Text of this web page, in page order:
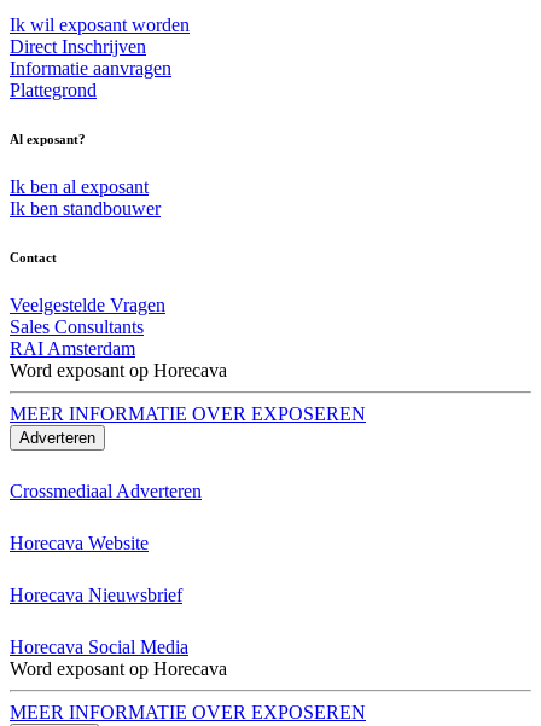
Ik wil exposant worden
Direct Inschrijven
Informatie aanvragen
Plattegrond
Al exposant?
Ik ben al exposant
Ik ben standbouwer
Contact
Veelgestelde Vragen
Sales Consultants
RAI Amsterdam
Word exposant op Horecava
MEER INFORMATIE OVER EXPOSEREN
Adverteren
Crossmediaal Adverteren
Horecava Website
Horecava Nieuwsbrief
Horecava Social Media
Word exposant op Horecava
MEER INFORMATIE OVER EXPOSEREN